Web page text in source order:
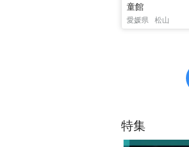
童館
愛媛県 松山
特集